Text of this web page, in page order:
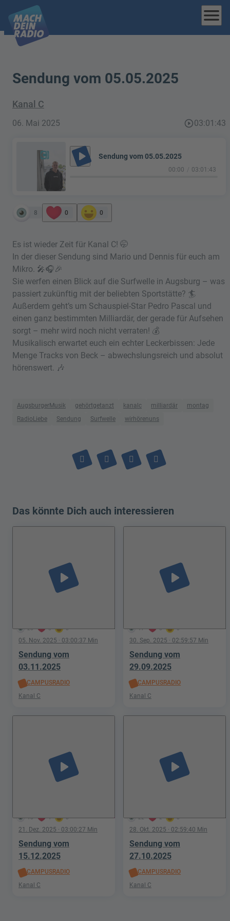
menu
Sendung vom 05.05.2025
Kanal C
06. Mai 2025 play_circle_outline03:01:43
play_arrow Sendung vom 05.05.2025
00:00 03:01:43
8 0 0
Es ist wieder Zeit für Kanal C! 🤭
In der dieser Sendung sind Mario und Dennis für euch am
Mikro. 🎤🎧🎉
Sie werfen einen Blick auf die Surfwelle in Augsburg – was
passiert zukünftig mit der beliebten Sportstätte? 🏄
Außerdem geht’s um Schauspiel-Star Pedro Pascal und
einen ganz bestimmten Milliardär, der gerade für Aufsehen
sorgt – mehr wird noch nicht verraten! 💰
Musikalisch erwartet euch ein echter Leckerbissen: Jede
Menge Tracks von Beck – abwechslungsreich und absolut
hörenswert. 🎶
AugsburgerMusik gehörtgetanzt kanalc milliardär
montag
RadioLiebe
Sendung Surfwelle wirhörenuns
Das könnte Dich auch interessieren
26 0 0
play_arrow
05. Nov. 2025 · 03:00:37 Min
Sendung vom
03.11.2025
CAMPUSRADIO
Kanal C
17 0 0
play_arrow
30. Sep. 2025 · 02:59:57 Min
Sendung vom
29.09.2025
CAMPUSRADIO
Kanal C
10 1 0
play_arrow
21. Dez. 2025 · 03:00:27 Min
Sendung vom
15.12.2025
CAMPUSRADIO
Kanal C
22 2 0
play_arrow
28. Okt. 2025 · 02:59:40 Min
Sendung vom
27.10.2025
CAMPUSRADIO
Kanal C